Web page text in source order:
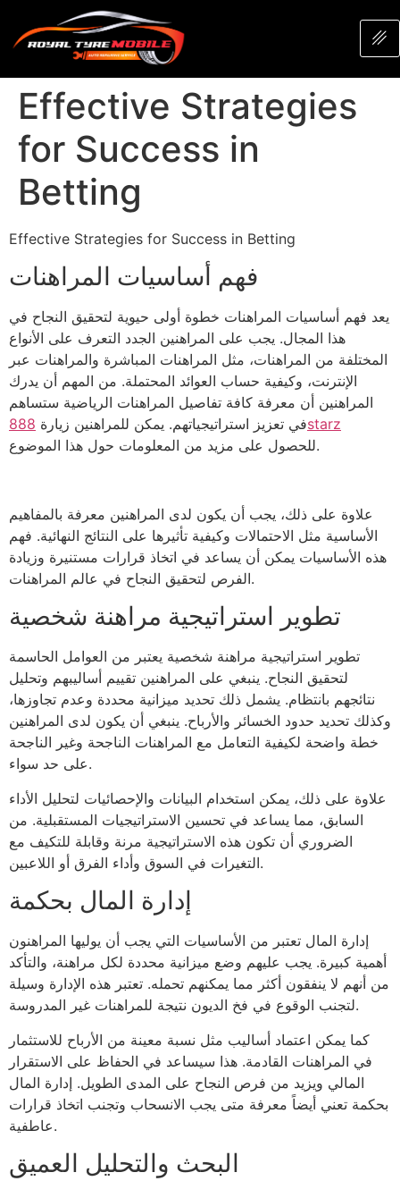
Effective Strategies
for Success in
Betting
Effective Strategies for Success in Betting
فهم أساسيات المراهنات
يعد فهم أساسيات المراهنات خطوة أولى حيوية لتحقيق النجاح في
هذا المجال. يجب على المراهنين الجدد التعرف على الأنواع
المختلفة من المراهنات، مثل المراهنات المباشرة والمراهنات عبر
الإنترنت، وكيفية حساب العوائد المحتملة. من المهم أن يدرك
المراهنين أن معرفة كافة تفاصيل المراهنات الرياضية ستساهم
في تعزيز استراتيجياتهم. يمكن للمراهنين زيارة888starz
للحصول على مزيد من المعلومات حول هذا الموضوع.
علاوة على ذلك، يجب أن يكون لدى المراهنين معرفة بالمفاهيم
الأساسية مثل الاحتمالات وكيفية تأثيرها على النتائج النهائية. فهم
هذه الأساسيات يمكن أن يساعد في اتخاذ قرارات مستنيرة وزيادة
الفرص لتحقيق النجاح في عالم المراهنات.
تطوير استراتيجية مراهنة شخصية
تطوير استراتيجية مراهنة شخصية يعتبر من العوامل الحاسمة
لتحقيق النجاح. ينبغي على المراهنين تقييم أساليبهم وتحليل
نتائجهم بانتظام. يشمل ذلك تحديد ميزانية محددة وعدم تجاوزها،
وكذلك تحديد حدود الخسائر والأرباح. ينبغي أن يكون لدى المراهنين
خطة واضحة لكيفية التعامل مع المراهنات الناجحة وغير الناجحة
على حد سواء.
علاوة على ذلك، يمكن استخدام البيانات والإحصائيات لتحليل الأداء
السابق، مما يساعد في تحسين الاستراتيجيات المستقبلية. من
الضروري أن تكون هذه الاستراتيجية مرنة وقابلة للتكيف مع
التغيرات في السوق وأداء الفرق أو اللاعبين.
إدارة المال بحكمة
إدارة المال تعتبر من الأساسيات التي يجب أن يوليها المراهنون
أهمية كبيرة. يجب عليهم وضع ميزانية محددة لكل مراهنة، والتأكد
من أنهم لا ينفقون أكثر مما يمكنهم تحمله. تعتبر هذه الإدارة وسيلة
لتجنب الوقوع في فخ الديون نتيجة للمراهنات غير المدروسة.
كما يمكن اعتماد أساليب مثل نسبة معينة من الأرباح للاستثمار
في المراهنات القادمة. هذا سيساعد في الحفاظ على الاستقرار
المالي ويزيد من فرص النجاح على المدى الطويل. إدارة المال
بحكمة تعني أيضاً معرفة متى يجب الانسحاب وتجنب اتخاذ قرارات
عاطفية.
البحث والتحليل العميق